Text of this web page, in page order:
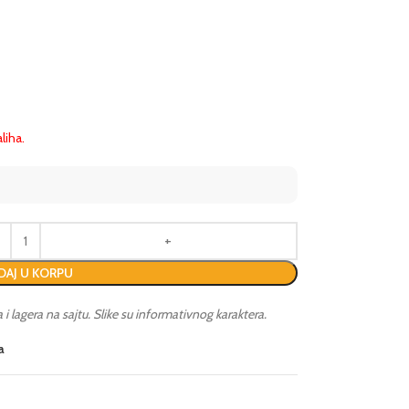
U KORPU
lagera na sajtu. Slike su informativnog karaktera.